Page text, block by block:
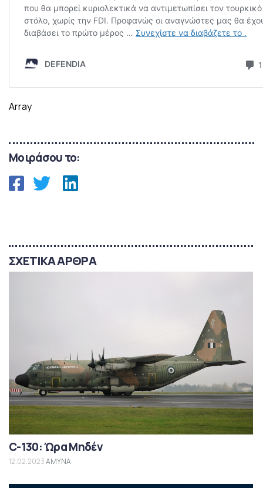
Array
Μοιράσου το:
ΣΧΕΤΙΚΑ ΑΡΘΡΑ
C-130: Ώρα Μηδέν
12.02.2023ΑΜΥΝΑ